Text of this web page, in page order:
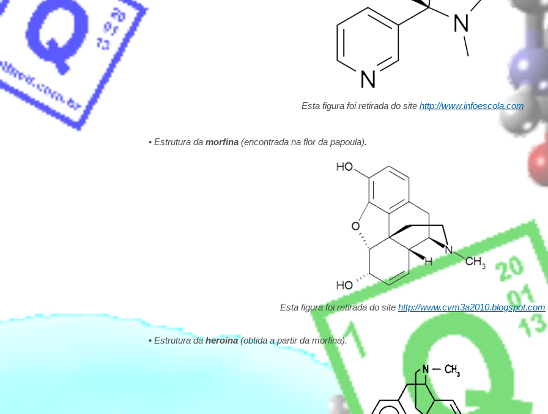
Esta figura foi retirada do site http://www.infoescola.com
• Estrutura da morfina (encontrada na flor da papoula).
Esta figura foi retirada do site http://www.cvm3a2010.blogspot.com
• Estrutura daheroína(obtida a partir da morfina).